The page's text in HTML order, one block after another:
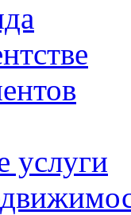
услуги